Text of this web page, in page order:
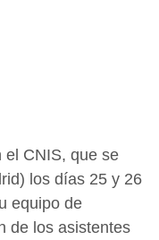
el CNIS, que se
los días 25 y 26
equipo de
de los asistentes